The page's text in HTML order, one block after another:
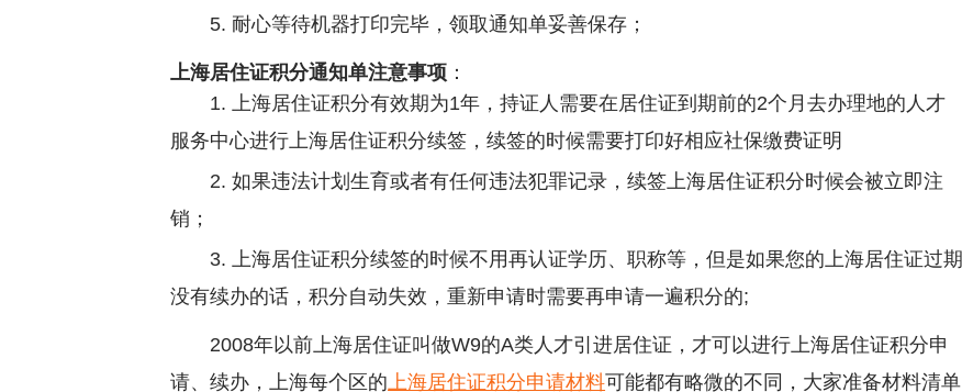
5. 耐心等待机器打印完毕，领取通知单妥善保存；
上海居住证积分通知单注意事项 ：
1. 上海居住证积分有效期为1年，持证人需要在居住证到期前的2个月去办理地的人才
服务中心进行上海居住证积分续签，续签的时候需要打印好相应社保缴费证明
2. 如果违法计划生育或者有任何违法犯罪记录，续签上海居住证积分时候会被立即注
销；
3. 上海居住证积分续签的时候不用再认证学历、职称等，但是如果您的上海居住证过期
没有续办的话，积分自动失效，重新申请时需要再申请一遍积分的;
2008年以前上海居住证叫做W9的A类人才引进居住证，才可以进行上海居住证积分申
请、续办，上海每个区的上海居住证积分申请材料可能都有略微的不同，大家准备材料清单